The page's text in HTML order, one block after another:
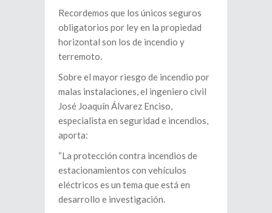
Recordemos que los únicos seguros
obligatorios por ley en la propiedad
horizontal son los de incendio y
terremoto.
Sobre el mayor riesgo de incendio por
malas instalaciones, el ingeniero civil
José Joaquín Álvarez Enciso,
especialista en seguridad e incendios,
aporta:
“La protección contra incendios de
estacionamientos con vehículos
eléctricos es un tema que está en
desarrollo e investigación.